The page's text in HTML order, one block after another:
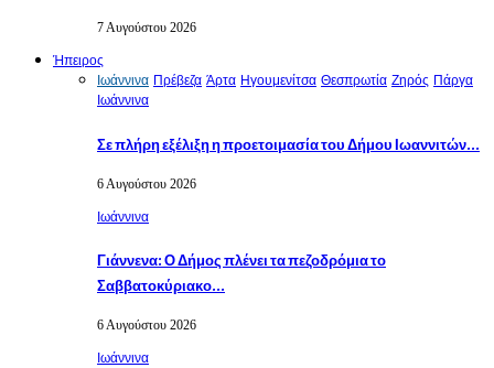
7 Αυγούστου 2026
Ήπειρος
Ιωάννινα Πρέβεζα Άρτα Ηγουμενίτσα Θεσπρωτία Ζηρός Πάργα
Ιωάννινα
Σε πλήρη εξέλιξη η προετοιμασία του Δήμου Ιωαννιτών…
6 Αυγούστου 2026
Ιωάννινα
Γιάννενα: Ο Δήμος πλένει τα πεζοδρόμια το
Σαββατοκύριακο…
6 Αυγούστου 2026
Ιωάννινα